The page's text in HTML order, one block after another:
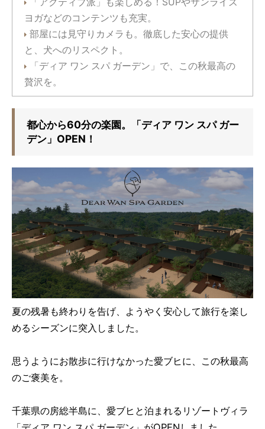
ヨガなどのコンテンツも充実。
部屋には見守りカメラも。徹底した安心の提供
と、犬へのリスペクト。
「ディア ワン スパ ガーデン」で、この秋最高の
贅沢を。
都心から60分の楽園。「ディア ワン スパ ガー
デン」OPEN！
夏の残暑も終わりを告げ、ようやく安心して旅行を楽し
めるシーズンに突入しました。
思うようにお散歩に行けなかった愛ブヒに、この秋最高
のご褒美を。
千葉県の房総半島に、愛ブヒと泊まれるリゾートヴィラ